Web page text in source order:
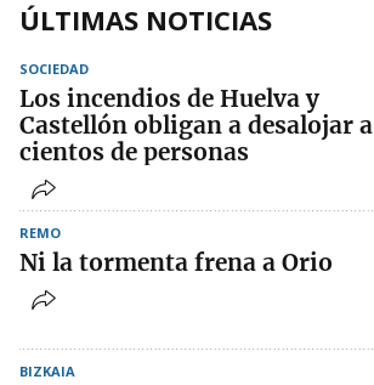
ÚLTIMAS NOTICIAS
SOCIEDAD
Los incendios de Huelva y
Castellón obligan a desalojar a
cientos de personas
REMO
Ni la tormenta frena a Orio
BIZKAIA